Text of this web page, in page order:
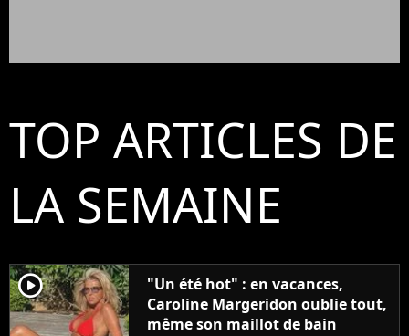
TOP ARTICLES DE
LA SEMAINE
player2
"Un été hot" : en vacances,
Caroline Margeridon oublie tout,
même son maillot de bain